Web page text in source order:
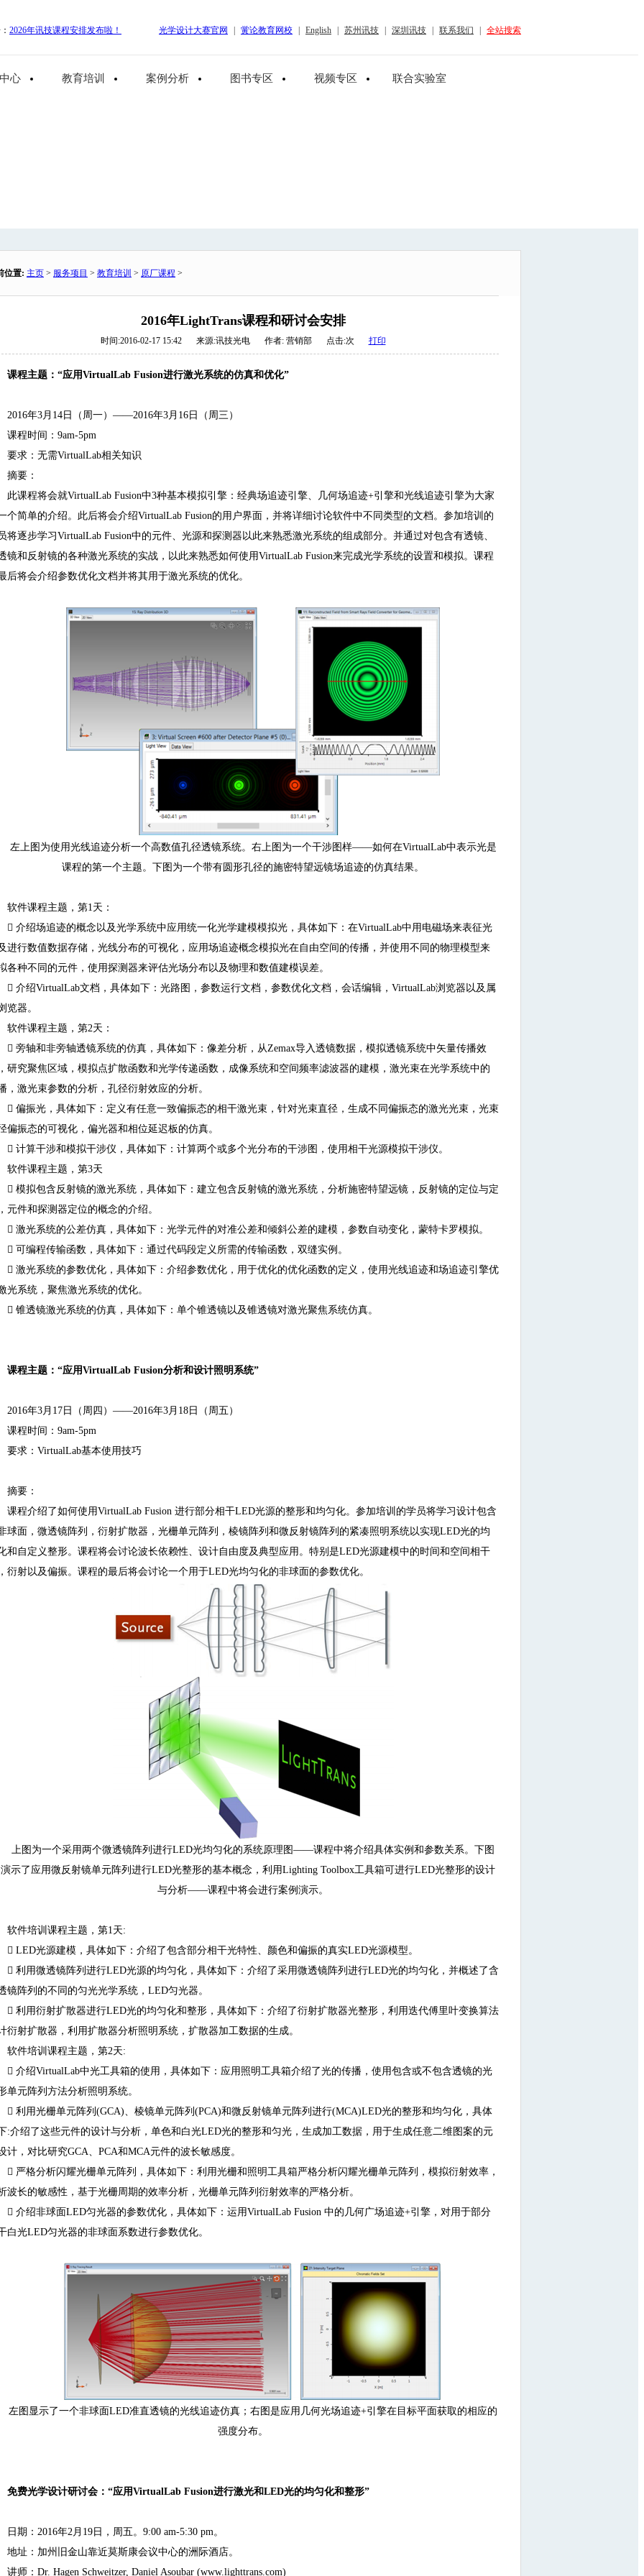
2026年讯技课程安排发布啦！ 光学设计大赛官网 黉论教育网校 English 苏州讯技 深圳讯技 联系我们 全站搜索
心 教育培训 案例分析 图书专区 视频专区 联合实验室
位置: 主页 > 服务项目 > 教育培训 > 原厂课程 >
2016年LightTrans课程和研讨会安排
时间:2016-02-17 15:42 来源:讯技光电 作者:营销部 点击:次 打印
课程主题：“应用VirtualLab Fusion进行激光系统的仿真和优化”
2016年3月14日（周一）——2016年3月16日（周三）
课程时间：9am-5pm
要求：无需VirtualLab相关知识
摘要：
此课程将会就VirtualLab Fusion中3种基本模拟引擎：经典场追迹引擎、几何场追迹+引擎和光线追迹引擎为大家
个简单的介绍。此后将会介绍VirtualLab Fusion的用户界面，并将详细讨论软件中不同类型的文档。参加培训的
将逐步学习VirtualLab Fusion中的元件、光源和探测器以此来熟悉激光系统的组成部分。并通过对包含有透镜、
镜和反射镜的各种激光系统的实战，以此来熟悉如何使用VirtualLab Fusion来完成光学系统的设置和模拟。课程
后将会介绍参数优化文档并将其用于激光系统的优化。
左上图为使用光线追迹分析一个高数值孔径透镜系统。右上图为一个干涉图样——如何在VirtualLab中表示光是
课程的第一个主题。下图为一个带有圆形孔径的施密特望远镜场追迹的仿真结果。
软件课程主题，第1天：
 介绍场追迹的概念以及光学系统中应用统一化光学建模模拟光，具体如下：在VirtualLab中用电磁场来表征光
进行数值数据存储，光线分布的可视化，应用场追迹概念模拟光在自由空间的传播，并使用不同的物理模型来
各种不同的元件，使用探测器来评估光场分布以及物理和数值建模误差。
 介绍VirtualLab文档，具体如下：光路图，参数运行文档，参数优化文档，会话编辑，VirtualLab浏览器以及属
览器。
软件课程主题，第2天：
 旁轴和非旁轴透镜系统的仿真，具体如下：像差分析，从Zemax导入透镜数据，模拟透镜系统中矢量传播效
研究聚焦区域，模拟点扩散函数和光学传递函数，成像系统和空间频率滤波器的建模，激光束在光学系统中的
，激光束参数的分析，孔径衍射效应的分析。
 偏振光，具体如下：定义有任意一致偏振态的相干激光束，针对光束直径，生成不同偏振态的激光光束，光束
偏振态的可视化，偏光器和相位延迟板的仿真。
 计算干涉和模拟干涉仪，具体如下：计算两个或多个光分布的干涉图，使用相干光源模拟干涉仪。
软件课程主题，第3天
 模拟包含反射镜的激光系统，具体如下：建立包含反射镜的激光系统，分析施密特望远镜，反射镜的定位与定
元件和探测器定位的概念的介绍。
 激光系统的公差仿真，具体如下：光学元件的对准公差和倾斜公差的建模，参数自动变化，蒙特卡罗模拟。
 可编程传输函数，具体如下：通过代码段定义所需的传输函数，双缝实例。
 激光系统的参数优化，具体如下：介绍参数优化，用于优化的优化函数的定义，使用光线追迹和场追迹引擎优
光系统，聚焦激光系统的优化。
 锥透镜激光系统的仿真，具体如下：单个锥透镜以及锥透镜对激光聚焦系统仿真。
课程主题：“应用VirtualLab Fusion分析和设计照明系统”
2016年3月17日（周四）——2016年3月18日（周五）
课程时间：9am-5pm
要求：VirtualLab基本使用技巧
摘要：
课程介绍了如何使用VirtualLab Fusion 进行部分相干LED光源的整形和均匀化。参加培训的学员将学习设计包含
球面，微透镜阵列，衍射扩散器，光栅单元阵列，棱镜阵列和微反射镜阵列的紧凑照明系统以实现LED光的均
和自定义整形。课程将会讨论波长依赖性、设计自由度及典型应用。特别是LED光源建模中的时间和空间相干
衍射以及偏振。课程的最后将会讨论一个用于LED光均匀化的非球面的参数优化。
上图为一个采用两个微透镜阵列进行LED光均匀化的系统原理图——课程中将介绍具体实例和参数关系。下图
示了应用微反射镜单元阵列进行LED光整形的基本概念，利用Lighting Toolbox工具箱可进行LED光整形的设计
与分析——课程中将会进行案例演示。
软件培训课程主题，第1天:
 LED光源建模，具体如下：介绍了包含部分相干光特性、颜色和偏振的真实LED光源模型。
 利用微透镜阵列进行LED光源的均匀化，具体如下：介绍了采用微透镜阵列进行LED光的均匀化，并概述了含
镜阵列的不同的匀光光学系统，LED匀光器。
 利用衍射扩散器进行LED光的均匀化和整形，具体如下：介绍了衍射扩散器光整形，利用迭代傅里叶变换算法
衍射扩散器，利用扩散器分析照明系统，扩散器加工数据的生成。
软件培训课程主题，第2天:
 介绍VirtualLab中光工具箱的使用，具体如下：应用照明工具箱介绍了光的传播，使用包含或不包含透镜的光
单元阵列方法分析照明系统。
 利用光栅单元阵列(GCA)、棱镜单元阵列(PCA)和微反射镜单元阵列进行(MCA)LED光的整形和均匀化，具体
:介绍了这些元件的设计与分析，单色和白光LED光的整形和匀光，生成加工数据，用于生成任意二维图案的元
计，对比研究GCA、PCA和MCA元件的波长敏感度。
 严格分析闪耀光栅单元阵列，具体如下：利用光栅和照明工具箱严格分析闪耀光栅单元阵列，模拟衍射效率，
波长的敏感性，基于光栅周期的效率分析，光栅单元阵列衍射效率的严格分析。
 介绍非球面LED匀光器的参数优化，具体如下：运用VirtualLab Fusion 中的几何广场追迹+引擎，对用于部分
白光LED匀光器的非球面系数进行参数优化。
左图显示了一个非球面LED准直透镜的光线追迹仿真；右图是应用几何光场追迹+引擎在目标平面获取的相应的
强度分布。
免费光学设计研讨会：“应用VirtualLab Fusion进行激光和LED光的均匀化和整形”
日期：2016年2月19日，周五。9:00 am-5:30 pm。
地址：加州旧金山靠近莫斯康会议中心的洲际酒店。
讲师：Dr. Hagen Schweitzer, Daniel Asoubar (www.lighttrans.com)